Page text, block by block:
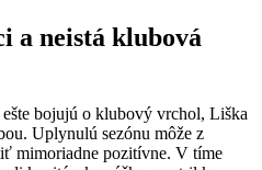
a neistá klubová
bojujú o klubový vrchol, Liška
Uplynulú sezónu môže z
mimoriadne pozitívne. V tíme